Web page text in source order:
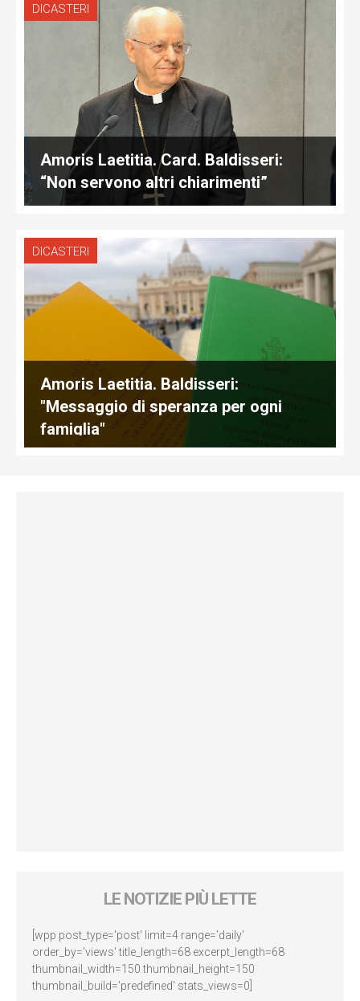
DICASTERI
Amoris Laetitia. Card. Baldisseri:
“Non servono altri chiarimenti”
DICASTERI
Amoris Laetitia. Baldisseri:
"Messaggio di speranza per ogni
famiglia"
LE NOTIZIE PIÙ LETTE
[wpp post_type='post' limit=4 range='daily'
order_by='views' title_length=68 excerpt_length=68
thumbnail_width=150 thumbnail_height=150
thumbnail_build='predefined' stats_views=0]